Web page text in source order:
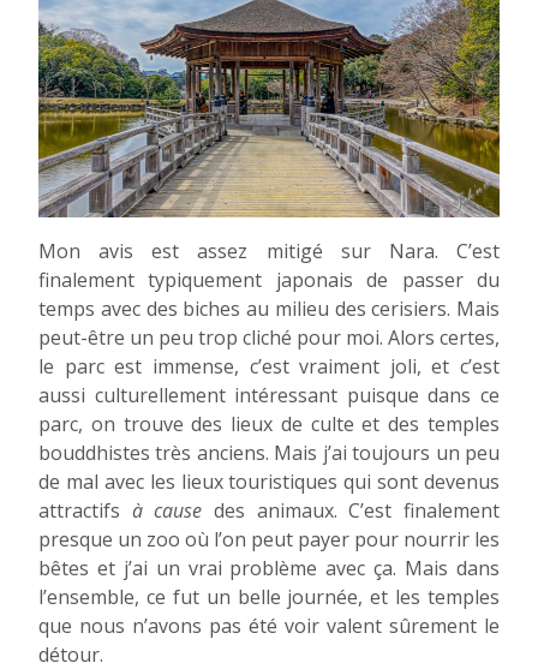
Mon avis est assez mitigé sur Nara. C’est
finalement typiquement japonais de passer du
temps avec des biches au milieu des cerisiers. Mais
peut-être un peu trop cliché pour moi. Alors certes,
le parc est immense, c’est vraiment joli, et c’est
aussi culturellement intéressant puisque dans ce
parc, on trouve des lieux de culte et des temples
bouddhistes très anciens. Mais j’ai toujours un peu
de mal avec les lieux touristiques qui sont devenus
attractifs à causedes animaux. C’est finalement
presque un zoo où l’on peut payer pour nourrir les
bêtes et j’ai un vrai problème avec ça. Mais dans
l’ensemble, ce fut un belle journée, et les temples
que nous n’avons pas été voir valent sûrement le
détour.